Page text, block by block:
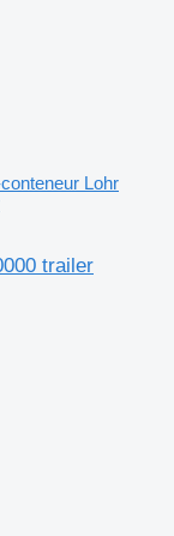
Lohr
trailer